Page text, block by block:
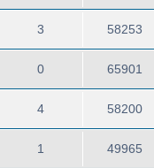
3 58253
0 65901
4 58200
1 49965